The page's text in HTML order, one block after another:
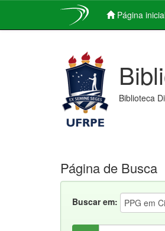
Página
Biblioteca
Página de Busca
Buscar em: